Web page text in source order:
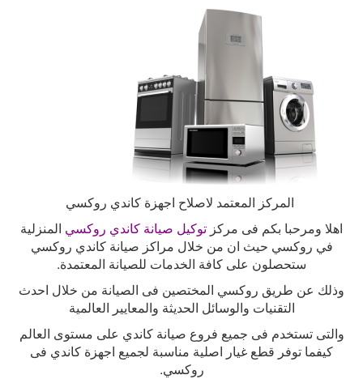
المركز المعتمد لاصلاح اجهزة كاندي روكسي
اهلا ومرحبا بكم فى مركز توكيل صيانة كاندي روكسي المنزلية
في روكسي حيث ان من خلال مراكز صيانة كاندي روكسي
ستحصلون على كافة الخدمات للصيانة المعتمدة.
وذلك عن طريق روكسي المختصين فى الصيانة من خلال احدث
التقنيات والوسائل الحديثة والمعايير العالمية
والتى تستخدم فى جميع فروع صيانة كاندي على مستوى العالم
كيفما توفر قطع غيار اصلية مناسبة لجميع اجهزة كاندي فى
روكسي.